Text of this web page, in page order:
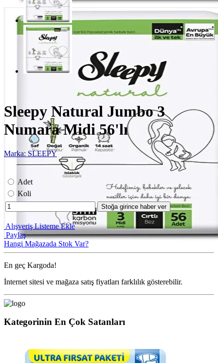
Sleepy Natural Jumbo 3
Numara Midi 56'lı
Marka: SLEEPY
Adet
Koli
Stoğa girince haber ver
Alışveriş Listeme Ekle
Paylaş
Hangi Mağazada Stok Var?
En geç Kargoda!
İnternet sitesi ve mağaza satış fiyatları farklılık gösterebilir.
Kategorinin En Çok Satanları